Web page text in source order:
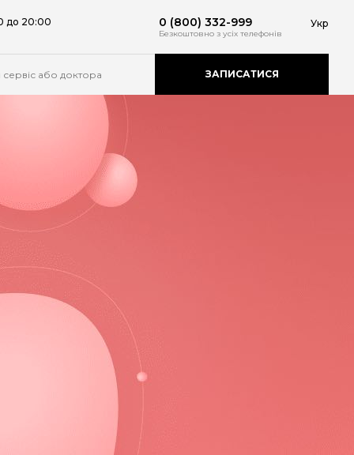
до 20:00 0 (800) 332-999
Безкоштовно з усіх телефонів
Укр
ЗАПИСАТИСЯ